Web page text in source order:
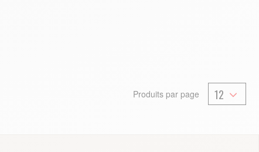
Produits par page